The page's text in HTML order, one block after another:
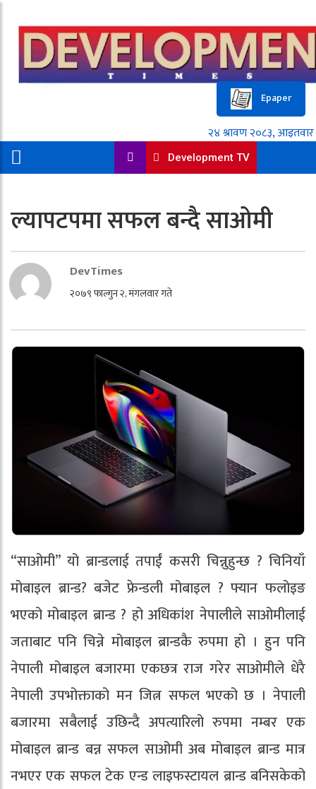
Epaper
Development TV
ल्यापटपमा सफल बन्दै साओमी
DevTimes
२०७९ फाल्गुन २, मंगलवार गते
“साओमी” यो ब्रान्डलाई तपाईं कसरी चिन्नुहुन्छ ? चिनियाँ
मोबाइल ब्रान्ड? बजेट फ्रेन्डली मोबाइल ? फ्यान फलोइङ
भएको मोबाइल ब्रान्ड ? हो अधिकांश नेपालीले साओमीलाई
जताबाट पनि चिन्ने मोबाइल ब्रान्डकै रुपमा हो । हुन पनि
नेपाली मोबाइल बजारमा एकछत्र राज गरेर साओमीले धेरै
नेपाली उपभोक्ताको मन जित्न सफल भएको छ । नेपाली
बजारमा सबैलाई उछिन्दै अपत्यारिलो रुपमा नम्बर एक
मोबाइल ब्रान्ड बन्न सफल साओमी अब मोबाइल ब्रान्ड मात्र
नभएर एक सफल टेक एन्ड लाइफस्टायल ब्रान्ड बनिसकेको